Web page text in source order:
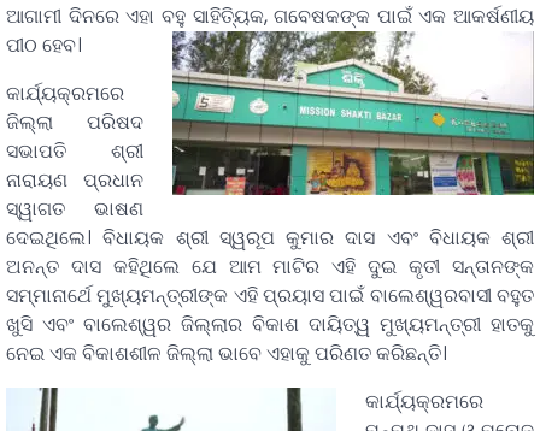
ଆଗାମୀ ଦିନରେ ଏହା ବହୁ ସାହିତ୍ୟିକ, ଗବେଷକଙ୍କ ପାଇଁ ଏକ ଆକର୍ଷଣୀୟ
ପୀଠ ହେବ।
କାର୍ଯ୍ୟକ୍ରମରେ
ଜିଲ୍ଲା ପରିଷଦ
ସଭାପତି ଶ୍ରୀ
ନାରାୟଣ ପ୍ରଧାନ
ସ୍ୱାଗତ ଭାଷଣ
ଦେଇଥିଲେ। ବିଧାୟକ ଶ୍ରୀ ସ୍ୱରୂପ କୁମାର ଦାସ ଏବଂ ବିଧାୟକ ଶ୍ରୀ
ଅନନ୍ତ ଦାସ କହିଥିଲେ ଯେ ଆମ ମାଟିର ଏହି ଦୁଇ କୃତୀ ସନ୍ତାନଙ୍କ
ସମ୍ମାନାର୍ଥେ ମୁଖ୍ୟମନ୍ତ୍ରୀଙ୍କ ଏହି ପ୍ରୟାସ ପାଇଁ ବାଲେଶ୍ୱରବାସୀ ବହୁତ
ଖୁସି ଏବଂ ବାଲେଶ୍ୱର ଜିଲ୍ଲାର ବିକାଶ ଦାୟିତ୍ୱ ମୁଖ୍ୟମନ୍ତ୍ରୀ ହାତକୁ
ନେଇ ଏକ ବିକାଶଶୀଳ ଜିଲ୍ଲା ଭାବେ ଏହାକୁ ପରିଣତ କରିଛନ୍ତି।
କାର୍ଯ୍ୟକ୍ରମରେ